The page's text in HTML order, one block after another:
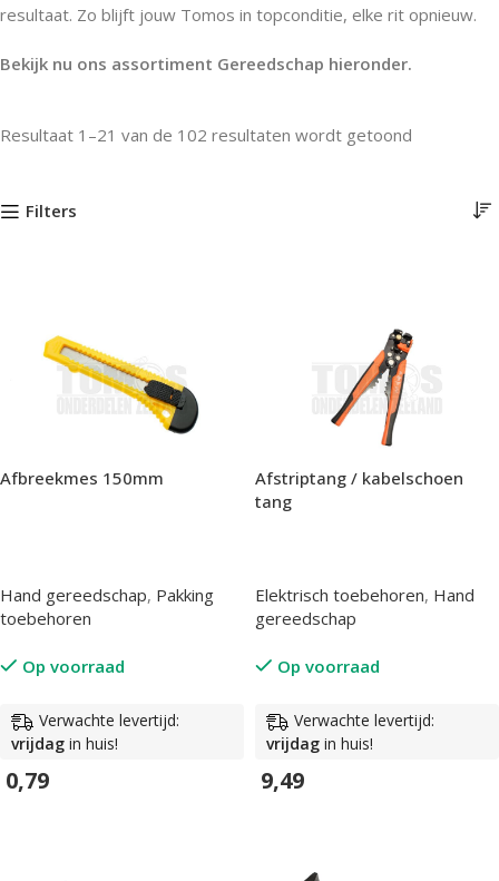
resultaat. Zo blijft jouw Tomos in topconditie, elke rit opnieuw.
Bekijk nu ons assortiment Gereedschap hieronder.
Resultaat 1–21 van de 102 resultaten wordt getoond
Filters
Afbreekmes 150mm
Hand gereedschap, Pakking
toebehoren
Op voorraad
Verwachte levertijd:
vrijdag in huis!
0,79
Afstriptang / kabelschoen
tang
Elektrisch toebehoren, Hand
gereedschap
Op voorraad
Verwachte levertijd:
vrijdag in huis!
9,49